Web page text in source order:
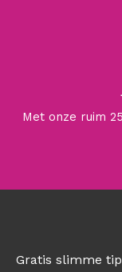
Met onze ruim
Gratis slimme